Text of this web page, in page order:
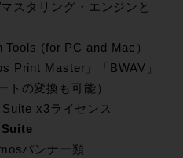
スタリング・エンジンと
Tools (for PC and Mac）
Print Master」「BWAV」
トの変換も可能）
x3ライセンス
パンナー類